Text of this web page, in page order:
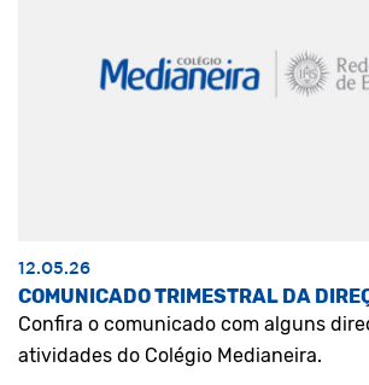
12.05.26
COMUNICADO TRIMESTRAL DA
Confira o comunicado com alguns
atividades do Colégio Medianeira.